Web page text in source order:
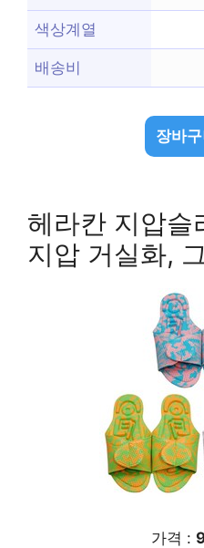
색상계열
배송비
장바
헤라칸 지압슬
지압 거실화,
가격 :